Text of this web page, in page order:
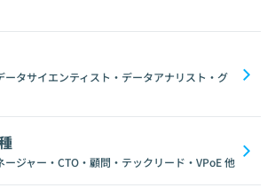
ータサイエンティスト・データアナリスト・グ
ージャー・CTO・顧問・テックリード・VPoE他